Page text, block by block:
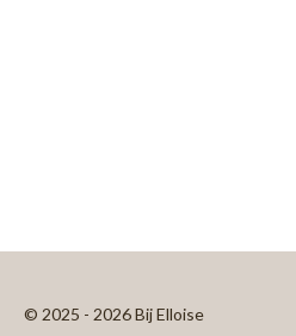
© 2025 - 2026 Bij Elloise